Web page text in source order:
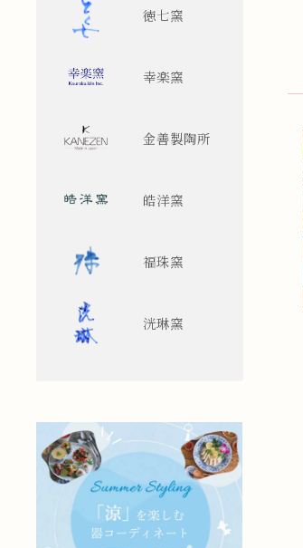
徳七窯
幸楽窯
金善製陶所
皓洋窯
福珠窯
洸琳窯